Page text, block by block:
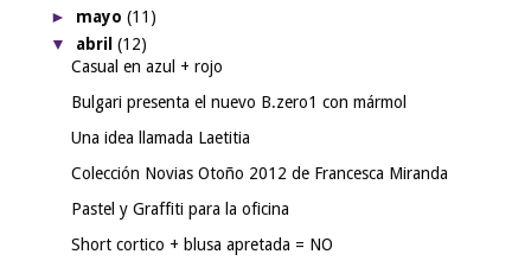
► mayo (11)
▼ abril (12)
Casual en azul + rojo
Bulgari presenta el nuevo B.zero1 con mármol
Una idea llamada Laetitia
Colección Novias Otoño 2012 de Francesca Miranda
Pastel y Graffiti para la oficina
Short cortico + blusa apretada = NO